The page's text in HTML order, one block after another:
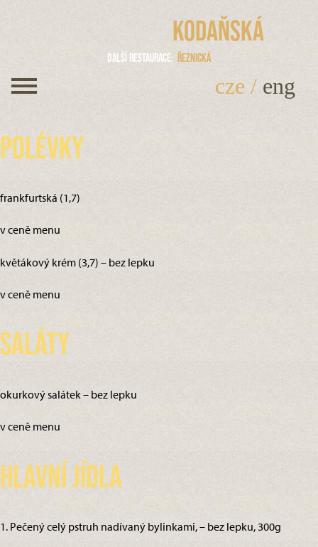
Kodaňská
Další restaurace Řeznická
cze / eng
Polévky
frankfurtská (1,7)
v ceně menu
květákový krém (3,7) – bez lepku
v ceně menu
Saláty
okurkový salátek – bez lepku
v ceně menu
Hlavní jídla
1. Pečený celý pstruh nadívaný bylinkami, – bez lepku, 300g